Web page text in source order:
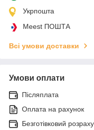
Укрпошта
Meest ПОШТА
Всі умови доставки
Умови оплати
Післяплата
Оплата на рахунок
Безготівковий